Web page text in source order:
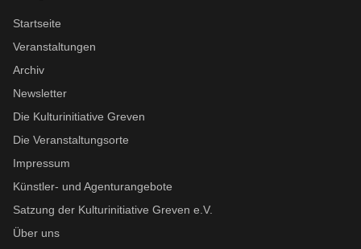
Startseite
Veranstaltungen
Archiv
Newsletter
Die Kulturinitiative Greven
Die Veranstaltungsorte
Impressum
Künstler- und Agenturangebote
Satzung der Kulturinitiative Greven e.V.
Über uns